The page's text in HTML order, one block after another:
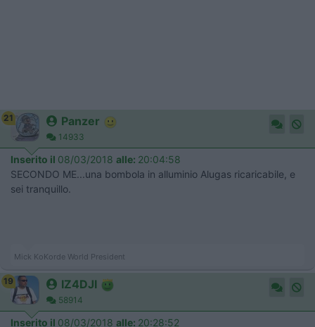
21 Panzer
14933
Inserito il 08/03/2018 alle: 20:04:58
SECONDO ME...una bombola in alluminio Alugas ricaricabile, e
sei tranquillo.
Mick KoKorde World President
19 IZ4DJI
58914
Inserito il 08/03/2018 alle: 20:28:52